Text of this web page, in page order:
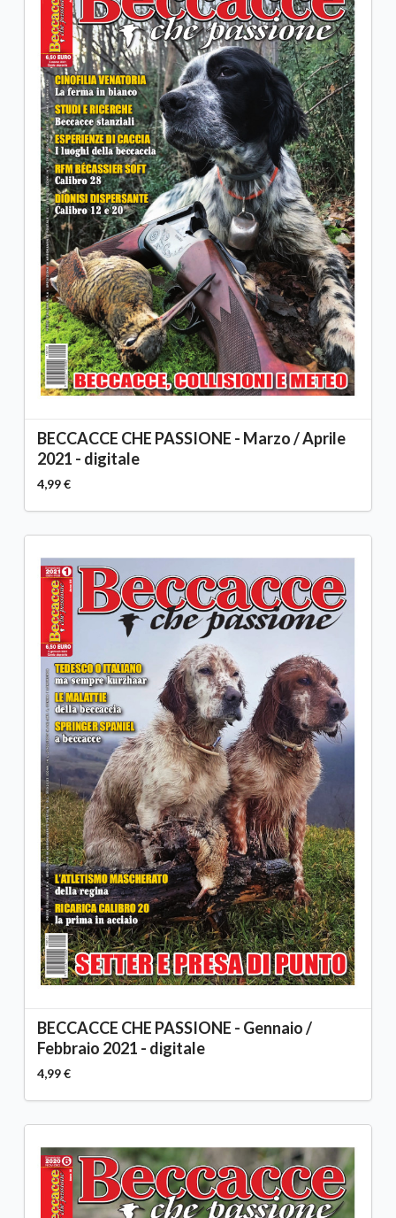
BECCACCE CHE PASSIONE - Marzo / Aprile
2021 - digitale
4,99 €
BECCACCE CHE PASSIONE - Gennaio /
Febbraio 2021 - digitale
4,99 €